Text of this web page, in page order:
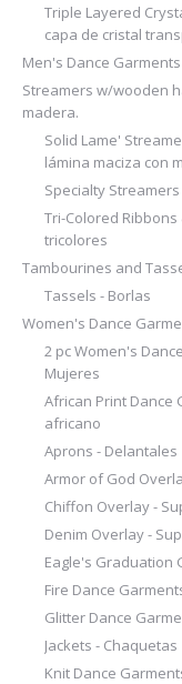
Triple Layered
capa de cristal
Men's Dance
Streamers w/wooden
madera.
Solid Lame'
lámina maciza con
Specialty
Tri-Colored
tricolores
Tambourines and
Tassels - Borlas
Women's Dance
2 pc Women's
Mujeres
African Print Dance
africano
Aprons - Delantales
Armor of God
Chiffon Overlay -
Denim Overlay -
Eagle's Graduation
Fire Dance
Glitter Dance
Jackets - Chaquetas
Knit Dance